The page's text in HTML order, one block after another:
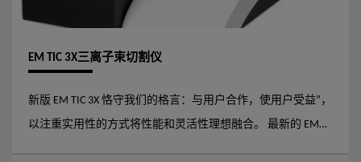
EM TIC 3X三离子束切割仪
新版 EM TIC 3X 恪守我们的格言：与用户合作，使用户受益”，
以注重实用性的方式将性能和灵活性理想融合。 最新的 EM